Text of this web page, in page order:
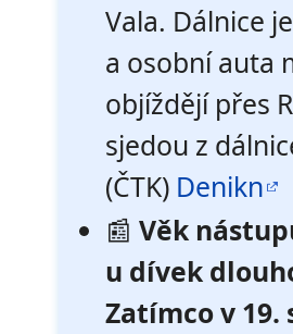
Vala. Dálnice
a osobní auta
objíždějí přes
sjedou z
(ČTK) Denikn
📰Věk
u dívek
Zatímco v